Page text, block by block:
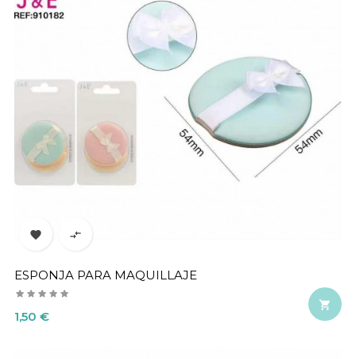
 
ESPONJA PARA MAQUILLAJE
Precio
1,50 €
